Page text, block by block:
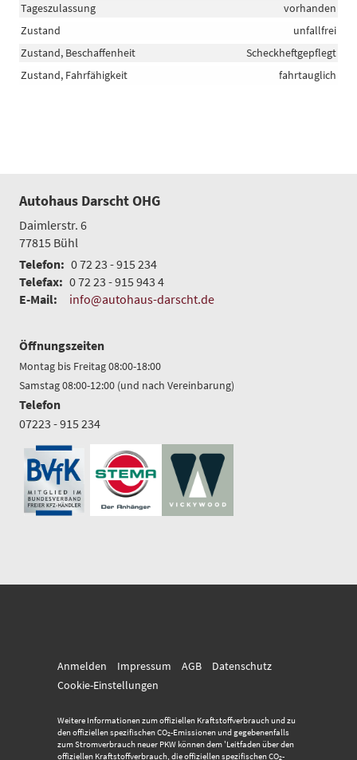
Tageszulassung
vorhanden
Zustand
unfallfrei
Zustand, Beschaffenheit
Scheckheftgepflegt
Zustand, Fahrfähigkeit
fahrtauglich
Autohaus Darscht OHG
Daimlerstr. 6
77815 Bühl
Telefon: 0 72 23 - 915 234
Telefax: 0 72 23 - 915 943 4
E-Mail:
info@autohaus-darscht.de
Öffnungszeiten
Montag bis Freitag 08:00-18:00
Samstag 08:00-12:00 (und nach Vereinbarung)
Telefon
07223 - 915 234
Anmelden Impressum AGB
Datenschutz
Cookie-Einstellungen
Weitere Informationen zum offiziellen Kraftstoffverbrauch und zu
den offiziellen spezifischen CO2-Emissionen und gegebenenfalls
zum Stromverbrauch neuer PKW können dem 'Leitfaden über den
offiziellen Kraftstoffverbrauch, die offiziellen spezifischen CO2-